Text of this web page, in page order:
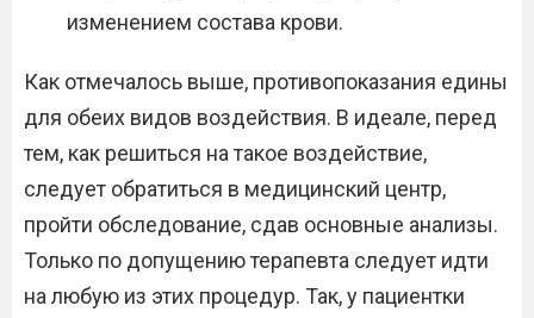
изменением состава крови.
Как отмечалось выше, противопоказания едины
для обеих видов воздействия. В идеале, перед
тем, как решиться на такое воздействие,
следует обратиться в медицинский центр,
пройти обследование, сдав основные анализы.
Только по допущению терапевта следует идти
на любую из этих процедур. Так, у пациентки